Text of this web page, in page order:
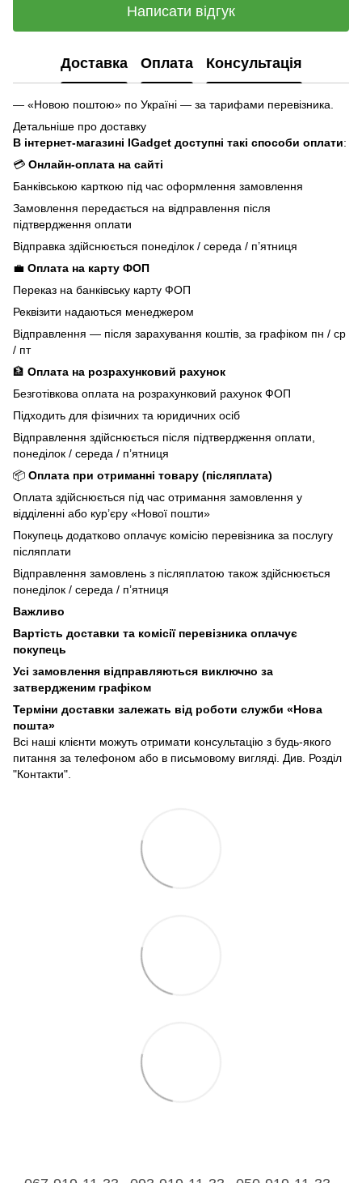
Написати відгук
Доставка Оплата Консультація
— «Новою поштою» по Україні — за тарифами перевізника.
Детальніше про доставку
В інтернет-магазині IGadget доступні такі способи оплати:
💳 Онлайн-оплата на сайті
Банківською карткою під час оформлення замовлення
Замовлення передається на відправлення після
підтвердження оплати
Відправка здійснюється понеділок / середа / п’ятниця
💼 Оплата на карту ФОП
Переказ на банківську карту ФОП
Реквізити надаються менеджером
Відправлення — після зарахування коштів, за графіком пн / ср
/ пт
🏦 Оплата на розрахунковий рахунок
Безготівкова оплата на розрахунковий рахунок ФОП
Підходить для фізичних та юридичних осіб
Відправлення здійснюється після підтвердження оплати,
понеділок / середа / п’ятниця
📦 Оплата при отриманні товару (післяплата)
Оплата здійснюється під час отримання замовлення у
відділенні або кур’єру «Нової пошти»
Покупець додатково оплачує комісію перевізника за послугу
післяплати
Відправлення замовлень з післяплатою також здійснюється
понеділок / середа / п’ятниця
Важливо
Вартість доставки та комісії перевізника оплачує
покупець
Усі замовлення відправляються виключно за
затвердженим графіком
Терміни доставки залежать від роботи служби «Нова
пошта»
Всі наші клієнти можуть отримати консультацію з будь-якого
питання за телефоном або в письмовому вигляді. Див. Розділ
"Контакти".